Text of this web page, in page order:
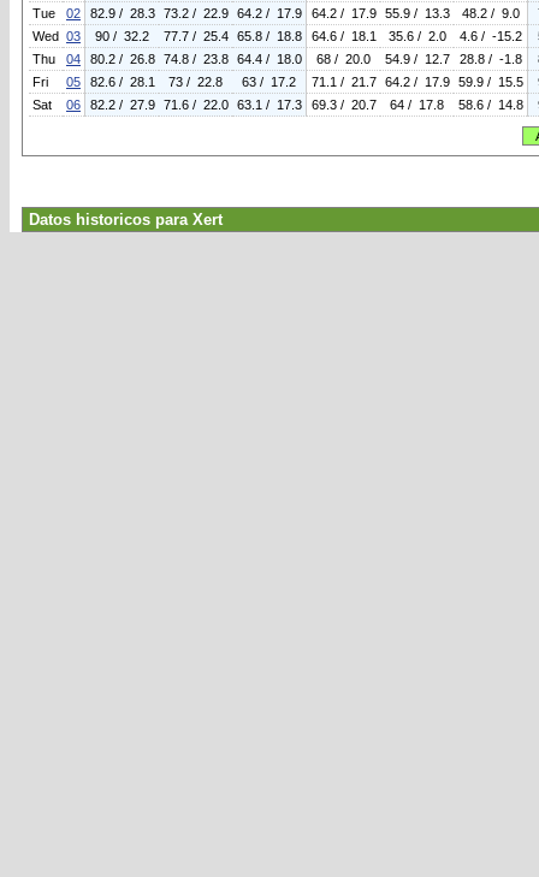
Tue
02 82.9 / 28.3 73.2 / 22.9 64.2 / 17.9 64.2 / 17.9 55.9 / 13.3 48.2 / 9.0
Wed 03 90 / 32.2 77.7 / 25.4 65.8 / 18.8 64.6 / 18.1 35.6 / 2.0 4.6 / -15.2
Thu
04 80.2 / 26.8 74.8 / 23.8 64.4 / 18.0 68 / 20.0 54.9 / 12.7 28.8 / -1.8
Fri
05 82.6 / 28.1 73 / 22.8 63 / 17.2 71.1 / 21.7 64.2 / 17.9 59.9 / 15.5
Sat
06 82.2 / 27.9 71.6 / 22.0 63.1 / 17.3 69.3 / 20.7 64 / 17.8 58.6 / 14.8
Datos historicos para Xert